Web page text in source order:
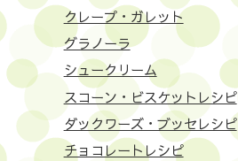
クレープ・ガレット
グラノーラ
シュークリーム
スコーン・ビスケットレシピ
ダックワーズ・ブッセレシピ
チョコレートレシピ